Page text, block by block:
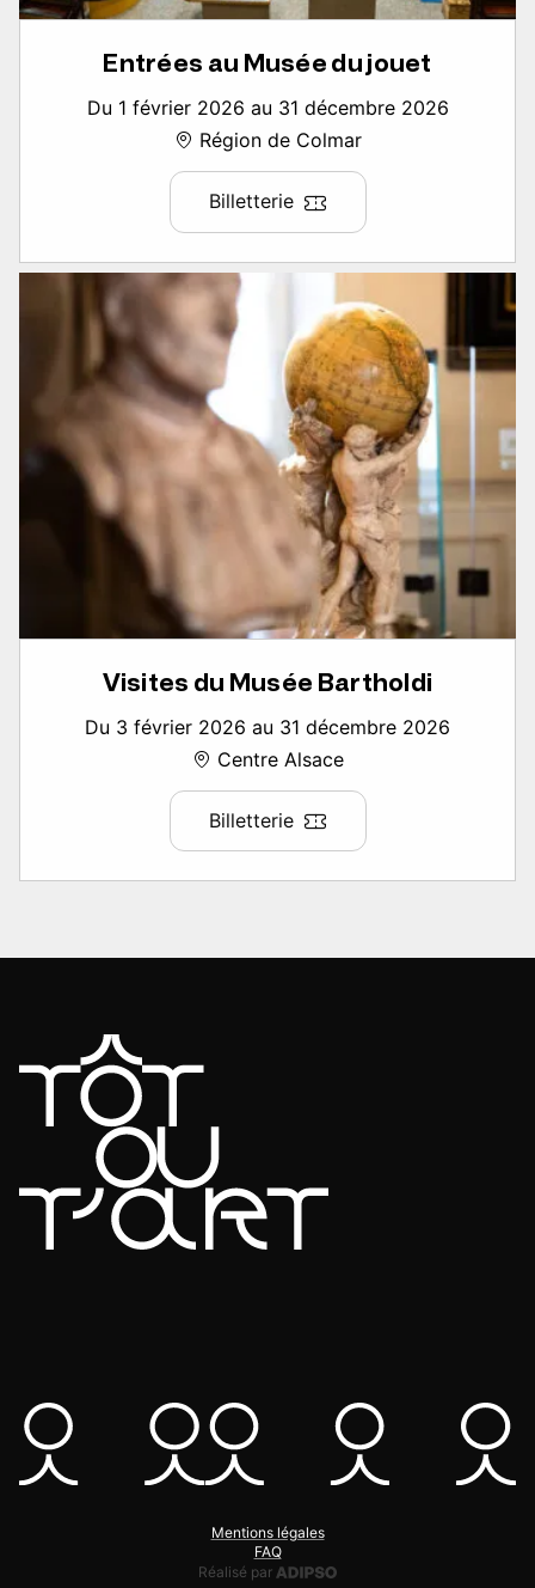
Entrées au Musée du jouet
Du 1 février 2026 au 31 décembre 2026
Région de Colmar
Billetterie
Visites du Musée Bartholdi
Du 3 février 2026 au 31 décembre 2026
Centre Alsace
Billetterie
Mentions légales
FAQ
Réalisé par
Adipso, agence web et